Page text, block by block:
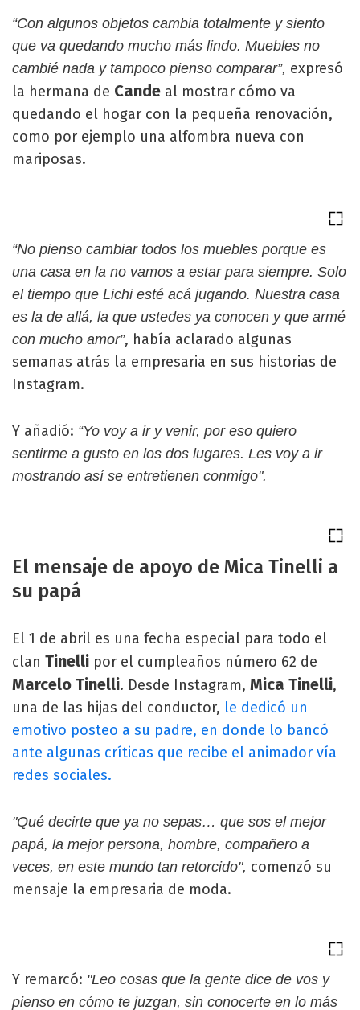
“Con algunos objetos cambia totalmente y siento
que va quedando mucho más lindo. Muebles no
cambié nada y tampoco pienso comparar”, expresó
la hermana de Cande al mostrar cómo va
quedando el hogar con la pequeña renovación,
como por ejemplo una alfombra nueva con
mariposas.
“No pienso cambiar todos los muebles porque es
una casa en la no vamos a estar para siempre. Solo
el tiempo que Lichi esté acá jugando. Nuestra casa
es la de allá, la que ustedes ya conocen y que armé
con mucho amor”, había aclarado algunas
semanas atrás la empresaria en sus historias de
Instagram.
Y añadió: “Yo voy a ir y venir, por eso quiero
sentirme a gusto en los dos lugares. Les voy a ir
mostrando así se entretienen conmigo".
El mensaje de apoyo de Mica Tinelli a
su papá
El 1 de abril es una fecha especial para todo el
clan Tinelli por el cumpleaños número 62 de
Marcelo Tinelli. Desde Instagram, Mica Tinelli,
una de las hijas del conductor, le dedicó un
emotivo posteo a su padre, en donde lo bancó
ante algunas críticas que recibe el animador vía
redes sociales.
"Qué decirte que ya no sepas… que sos el mejor
papá, la mejor persona, hombre, compañero a
veces, en este mundo tan retorcido", comenzó su
mensaje la empresaria de moda.
Y remarcó: "Leo cosas que la gente dice de vos y
pienso en cómo te juzgan, sin conocerte en lo más